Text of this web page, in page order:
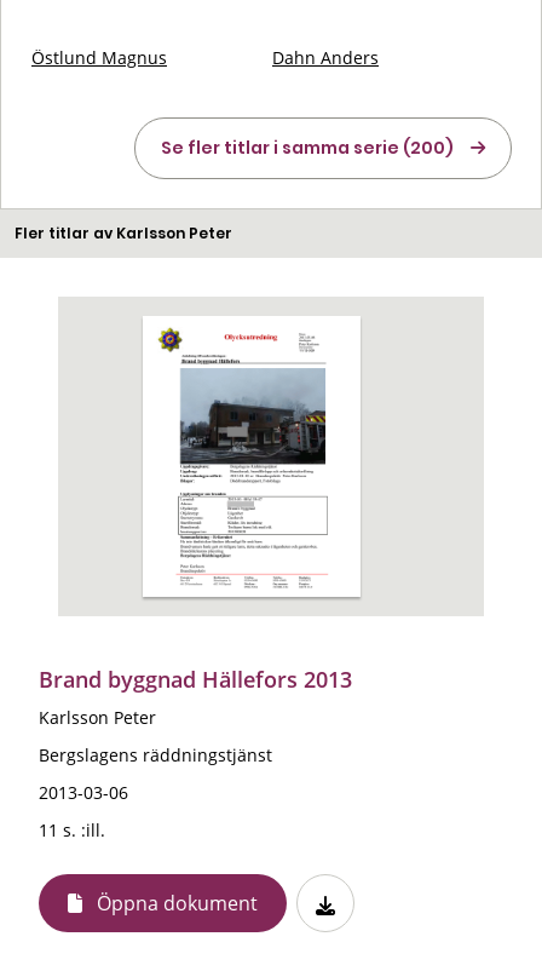
Östlund Magnus Dahn Anders
Se fler titlar i samma serie (200)
Fler titlar av Karlsson Peter
Brand byggnad Hällefors 2013
Karlsson Peter
Bergslagens räddningstjänst
2013-03-06
11 s. :ill.
Öppna dokument